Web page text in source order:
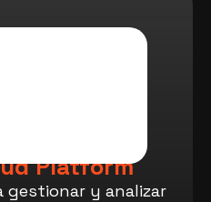
Platform
gestionar y analizar